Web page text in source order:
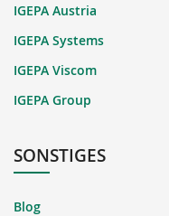
IGEPA Austria
IGEPA Systems
IGEPA Viscom
IGEPA Group
SONSTIGES
Blog